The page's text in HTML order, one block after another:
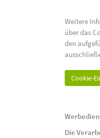
Weitere
über das
den
Cookie-
Die